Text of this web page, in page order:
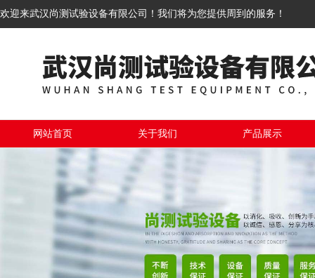
欢迎来武汉尚测试验设备有限公司！我们将为您提供周到的服务！
网站首页 关于我们 产品展示